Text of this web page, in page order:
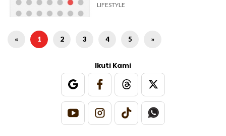
LIFESTYLE
« 1 2 3 4 5 »
Ikuti Kami